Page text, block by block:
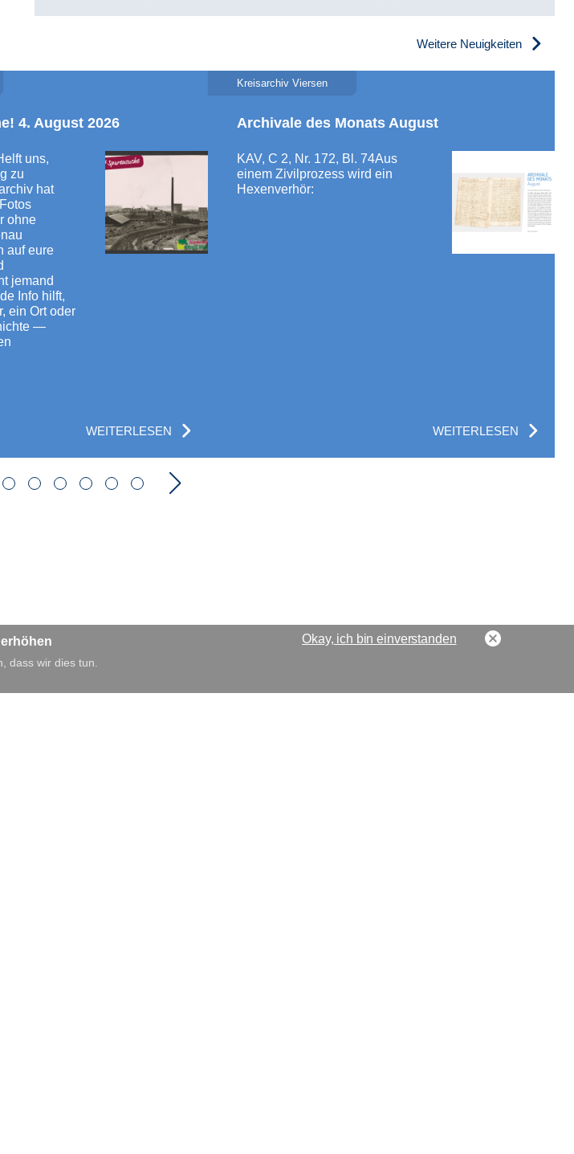
Weitere Neuigkeiten
4. August 2026
uns,
zu
hat
ohne
auf eure
jemand
Info hilft,
ein Ort oder
—
WEITERLESEN
Kreisarchiv Viersen
Archivale des Monats August
KAV, C 2, Nr. 172, Bl. 74Aus
einem Zivilprozess wird ein
Hexenverhör:
WEITERLESEN
dass wir dies tun.
Okay, ich bin einverstanden